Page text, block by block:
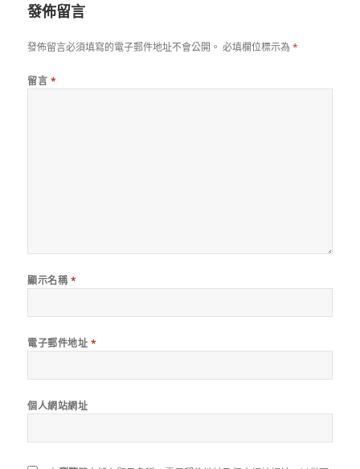
發佈留言
發佈留言必須填寫的電子郵件地址不會公開。 必填欄位標示為*
留言 *
顯示名稱 *
電子郵件地址 *
個人網站網址